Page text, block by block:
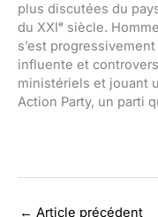
plus discutées du
du XXIᵉ siècle.
s’est
influente et
ministériels et jouant
Action Party, un parti
← Article précédent